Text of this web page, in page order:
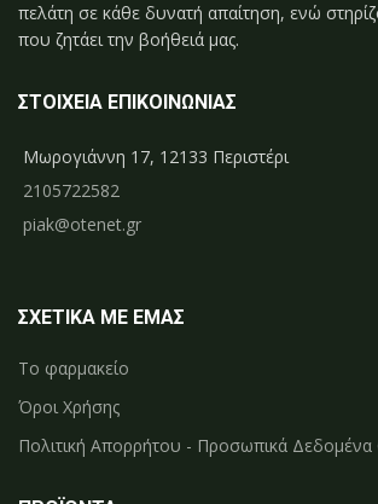
πελάτη σε κάθε δυνατή απαίτηση, ενώ
που ζητάει την βοήθειά μας.
ΣΤΟΙΧΕΙΑ ΕΠΙΚΟΙΝΩΝΙΑΣ
Μωρογιάννη 17, 12133 Περιστέρι
2105722582
piak@otenet.gr
ΣΧΕΤΙΚΑ ΜΕ ΕΜΑΣ
Το φαρμακείο
Όροι Χρήσης
Πολιτική Απορρήτου - Προσωπικά Δεδομένα